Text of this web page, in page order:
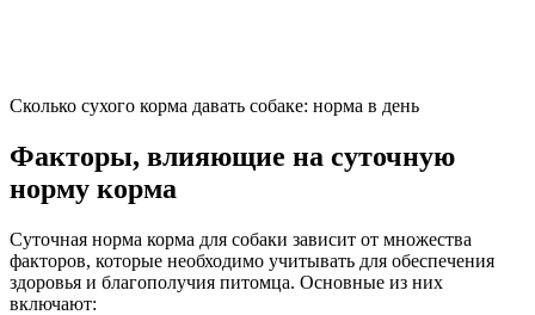
Сколько сухого корма давать собаке: норма в день
Факторы, влияющие на суточную
норму корма
Суточная норма корма для собаки зависит от множества
факторов, которые необходимо учитывать для обеспечения
здоровья и благополучия питомца. Основные из них
включают: